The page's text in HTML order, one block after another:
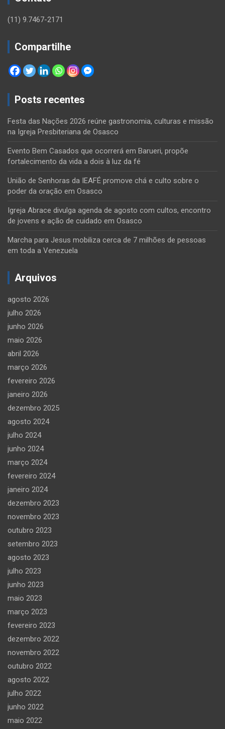
(11) 9.7467-2171
Compartilhe
Posts recentes
Festa das Nações 2026 reúne gastronomia, culturas e missão
na Igreja Presbiteriana de Osasco
Evento Bem Casados que ocorrerá em Barueri, propõe
fortalecimento da vida a dois à luz da fé
União de Senhoras da IEAFÉ promove chá e culto sobre o
poder da oração em Osasco
Igreja Abrace divulga agenda de agosto com cultos, encontro
de jovens e ação de cuidado em Osasco
Marcha para Jesus mobiliza cerca de 7 milhões de pessoas
em toda a Venezuela
Arquivos
agosto 2026
julho 2026
junho 2026
maio 2026
abril 2026
março 2026
fevereiro 2026
janeiro 2026
dezembro 2025
agosto 2024
julho 2024
junho 2024
março 2024
fevereiro 2024
janeiro 2024
dezembro 2023
novembro 2023
outubro 2023
setembro 2023
agosto 2023
julho 2023
junho 2023
maio 2023
março 2023
fevereiro 2023
dezembro 2022
novembro 2022
outubro 2022
agosto 2022
julho 2022
junho 2022
maio 2022